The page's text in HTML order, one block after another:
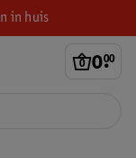
in huis
0.
00